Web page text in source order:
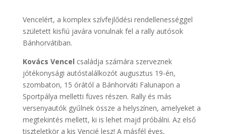
Vencelért, a komplex szívfejlődési rendellenességgel
született kisfiú javára vonulnak fel a rally autósok
Bánhorvátiban.
Kovács Vencel családja számára szerveznek
jótékonysági autóstalálkozót augusztus 19-én,
szombaton, 15 órától a Bánhorváti Falunapon a
Sportpálya melletti füves részen. Rally és más
versenyautók gyűlnek össze a helyszínen, amelyeket a
megtekintés mellett, ki is lehet majd próbálni. Az első
tiszteletkör a kis Vencié lesz! A másfél éves,